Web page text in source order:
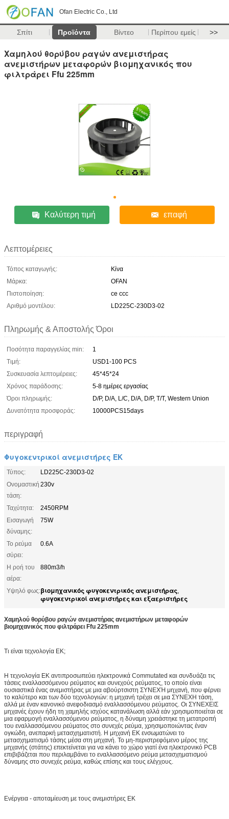
Ofan Electric Co., Ltd
Σπίτι Προϊόντα Βίντεο Περίπου εμείς >>
Χαμηλού θορύβου ραγών ανεμιστήρας
ανεμιστήρων μεταφορών βιομηχανικός που
φιλτράρει Ffu 225mm
Καλύτερη τιμή επαφή
Λεπτομέρειες
Τόπος καταγωγής:
Κίνα
Μάρκα:
OFAN
Πιστοποίηση:
ce ccc
Αριθμό μοντέλου:
LD225C-230D3-02
Πληρωμής & Αποστολής Όροι
Ποσότητα παραγγελίας min:
1
Τιμή:
USD1-100 PCS
Συσκευασία λεπτομέρειες:
45*45*24
Χρόνος παράδοσης:
5-8 ημέρες εργασίας
Όροι πληρωμής:
D/P, D/A, L/C, D/A, D/P, T/T, Western Union
Δυνατότητα προσφοράς:
10000PCS15days
περιγραφή
Φυγοκεντρικοί ανεμιστήρες ΕΚ
Τύπος:
LD225C-230D3-02
Ονομαστική
τάση:
230v
Ταχύτητα:
2450RPM
Εισαγωγή
δύναμης:
75W
Το ρεύμα
σύρει:
0.6A
Η ροή του
αέρα:
880m3/h
Υψηλό φως:βιομηχανικός φυγοκεντρικός ανεμιστήρας,
φυγοκεντρικοί ανεμιστήρες και εξαεριστήρες
Χαμηλού θορύβου ραγών ανεμιστήρας ανεμιστήρων μεταφορών
βιομηχανικός που φιλτράρει Ffu 225mm
Τι είναι τεχνολογία ΕΚ;
Η τεχνολογία ΕΚ αντιπροσωπεύει ηλεκτρονικά Commutated και συνδυάζει τις
τάσεις εναλλασσόμενου ρεύματος και συνεχούς ρεύματος, το οποίο είναι
ουσιαστικά ένας ανεμιστήρας με μια αβούρτσιστη ΣΥΝΕΧΉ μηχανή, που φέρνει
το καλύτερο και των δύο τεχνολογιών: η μηχανή τρέχει σε μια ΣΥΝΕΧΗ τάση,
αλλά με έναν κανονικό ανεφοδιασμό εναλλασσόμενου ρεύματος. Οι ΣΥΝΕΧΕΙΣ
μηχανές έχουν ήδη τη χαμηλής ισχύος κατανάλωση αλλά εάν χρησιμοποιείται σε
μια εφαρμογή εναλλασσόμενου ρεύματος, η δύναμη χρειάστηκε τη μετατροπή
του εναλλασσόμενου ρεύματος στο συνεχές ρεύμα, χρησιμοποιώντας έναν
ογκώδη, ανεπαρκή μετασχηματιστή. Η μηχανή ΕΚ ενσωματώνει το
μετασχηματισμό τάσης μέσα στη μηχανή. Το μη-περιστρεφόμενο μέρος της
μηχανής (στάτης) επεκτείνεται για να κάνει το χώρο γιατί ένα ηλεκτρονικό PCB
επιβιβάζεται που περιλαμβάνει το εναλλασσόμενο ρεύμα μετασχηματισμού
δύναμης στο συνεχές ρεύμα, καθώς επίσης και τους ελέγχους.
Ενέργεια - αποταμίευση με τους ανεμιστήρες ΕΚ